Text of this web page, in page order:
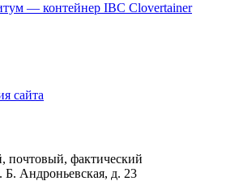
— контейнер IBC Clovertainer
сайта
почтовый, фактический
Б. Андроньевская, д. 23